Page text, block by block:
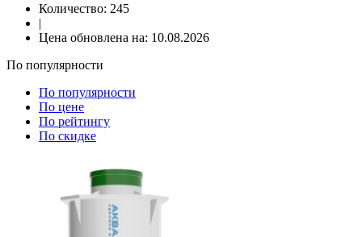
Количество: 245
|
Цена обновлена на: 10.08.2026
По популярности
По популярности
По цене
По рейтингу
По скидке